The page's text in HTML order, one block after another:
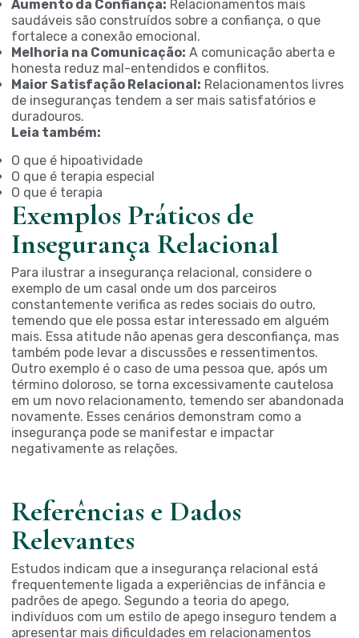
Aumento da Confiança: Relacionamentos mais
saudáveis são construídos sobre a confiança, o que
fortalece a conexão emocional.
Melhoria na Comunicação: A comunicação aberta e
honesta reduz mal-entendidos e conflitos.
Maior Satisfação Relacional: Relacionamentos livres
de inseguranças tendem a ser mais satisfatórios e
duradouros.
Leia também:
O que é hipoatividade
O que é terapia especial
O que é terapia
Exemplos Práticos de
Insegurança Relacional
Para ilustrar a insegurança relacional, considere o
exemplo de um casal onde um dos parceiros
constantemente verifica as redes sociais do outro,
temendo que ele possa estar interessado em alguém
mais. Essa atitude não apenas gera desconfiança, mas
também pode levar a discussões e ressentimentos.
Outro exemplo é o caso de uma pessoa que, após um
término doloroso, se torna excessivamente cautelosa
em um novo relacionamento, temendo ser abandonada
novamente. Esses cenários demonstram como a
insegurança pode se manifestar e impactar
negativamente as relações.
Referências e Dados
Relevantes
Estudos indicam que a insegurança relacional está
frequentemente ligada a experiências de infância e
padrões de apego. Segundo a teoria do apego,
indivíduos com um estilo de apego inseguro tendem a
apresentar mais dificuldades em relacionamentos